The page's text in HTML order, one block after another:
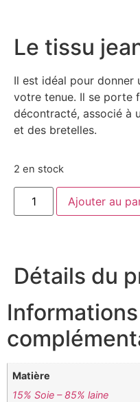
Le tissu
Il est idéal pour donner
votre tenue. Il se porte
décontracté, associé à
et des bretelles.
2 en stock
Ajouter au
Détails du
Informations
Matière
15% Soie – 85% laine